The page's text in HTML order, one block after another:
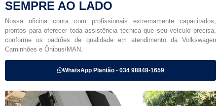
SEMPRE AO LADO
Nossa oficina conta com profissionais extremamente capacitados,
prontos para oferecer toda assistência técnica que seu veículo precisa,
conforme os padrões de qualidade em atendimento da Volkswagen
Caminhões e Ônibus/MAN.
WhatsApp Plantão - 034 98848-1659